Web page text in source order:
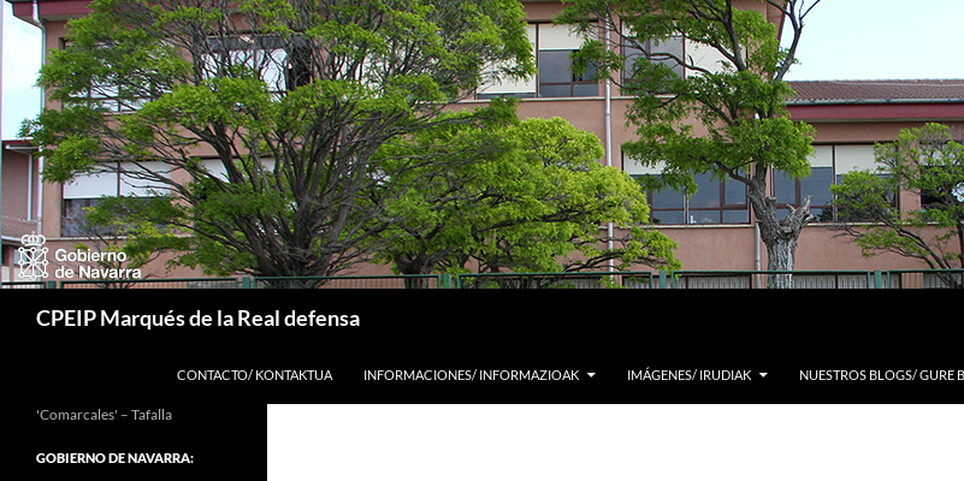
CPEIP Marqués de la Real defensa
CONTACTO/ KONTAKTUA
INFORMACIONES/ INFORMAZIOAK IMÁGENES/ IRUDIAK NUESTROS BLOGS/ GURE
'Comarcales' – Tafalla
GOBIERNO DE NAVARRA: